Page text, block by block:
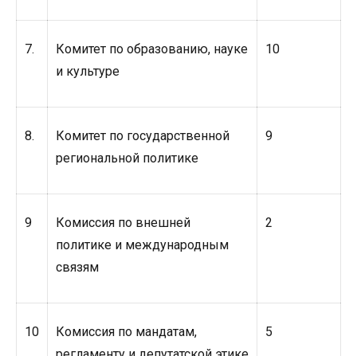
7.
Комитет по образованию, науке
и культуре
10
8.
Комитет по государственной
региональной политике
9
9
Комиссия по внешней
политике и международным
связям
2
10
Комиссия по мандатам,
5